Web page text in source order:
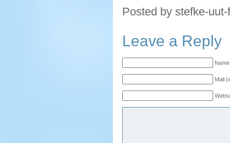
Posted by stefke-
Leave a Reply
Mail